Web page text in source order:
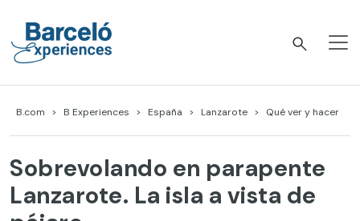
content
B.com B Experiences España Lanzarote Qué ver y hacer
Sobrevolando en parapente
Lanzarote. La isla a vista de